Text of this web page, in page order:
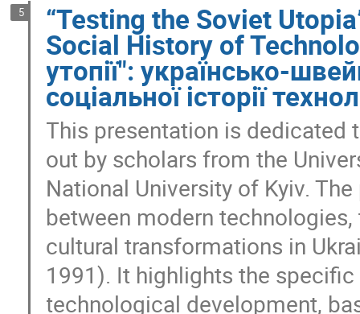
5 “Testing the Soviet
Social History of
утопії": українсько-
соціальної історії
This presentation is dedicated
out by scholars from the
National University of Kyiv.
between modern
cultural transformations in
1991). It highlights the
technological development,